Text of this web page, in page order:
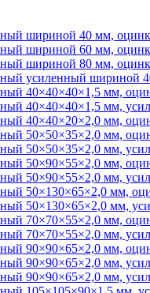
шириной 40 мм,
шириной 60 мм,
шириной 80 мм,
усиленный шириной
40×40×40×1,5 мм,
40×40×40×1,5 мм,
40×40×20×2,0 мм,
50×50×35×2,0 мм,
50×50×35×2,0 мм,
50×90×55×2,0 мм,
50×90×55×2,0 мм,
50×130×65×2,0 мм,
50×130×65×2,0 мм,
70×70×55×2,0 мм,
70×70×55×2,0 мм,
90×90×65×2,0 мм,
90×90×65×2,0 мм,
90×90×65×2,0 мм,